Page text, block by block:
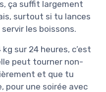
ça suffit largement
surtout si tu lances
les boissons.
sur 24 heures, c’est
peut tourner non-
et que tu
pour une soirée avec